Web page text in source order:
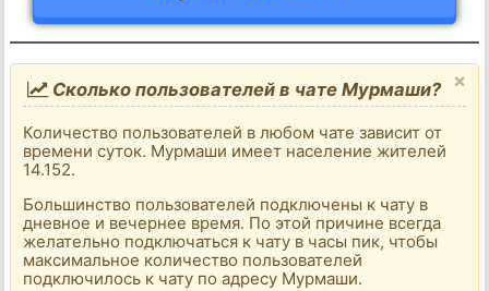
×
Сколько пользователей в чате Мурмаши?
Количество пользователей в любом чате зависит от
времени суток. Мурмаши имеет население жителей
14.152.
Большинство пользователей подключены к чату в
дневное и вечернее время. По этой причине всегда
желательно подключаться к чату в часы пик, чтобы
максимальное количество пользователей
подключилось к чату по адресу Мурмаши.